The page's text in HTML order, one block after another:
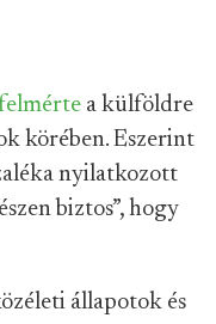
a külföldre
körében. Eszerint
nyilatkozott
biztos”, hogy
állapotok és